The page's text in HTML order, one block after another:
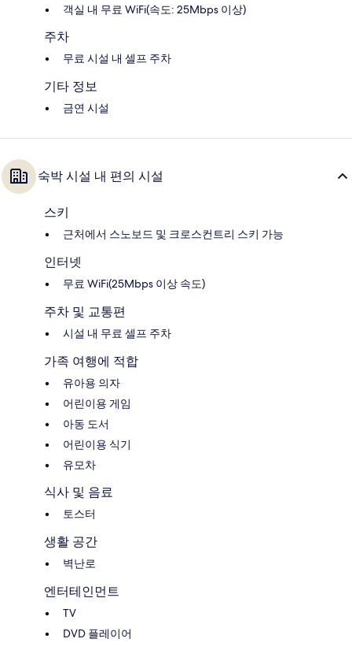
객실 내 무료 WiFi(속도: 25Mbps 이상)
주차
무료 시설 내 셀프 주차
기타 정보
금연 시설
숙박 시설 내 편의 시설
스키
근처에서 스노보드 및 크로스컨트리 스키 가능
인터넷
무료 WiFi(25Mbps 이상 속도)
주차 및 교통편
시설 내 무료 셀프 주차
가족 여행에 적합
유아용 의자
어린이용 게임
아동 도서
어린이용 식기
유모차
식사 및 음료
토스터
생활 공간
벽난로
엔터테인먼트
TV
DVD 플레이어